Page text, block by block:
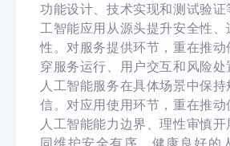
功能设计、技术实现和测试验证
工智能应用从源头提升安全性
性。对服务提供环节，重在推
穿服务运行、用户交互和风险
人工智能服务在具体场景中保
信。对应用使用环节，重在推
人工智能能力边界、理性审慎
同维护安全有序、健康良好的